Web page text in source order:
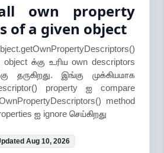
own property
of a given object
க்கு உரிய own descriptors
தருகிறது. இங்கு முக்கியமாக
property ஐ compare
method
ஐ ignore செய்கிறது
Aug 10, 2026